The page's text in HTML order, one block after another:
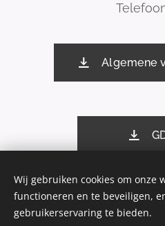
Algemene
Mogelijk gemaakt door
Wij gebruiken cookies om onze
functioneren en te beveiligen,
gebruikerservaring te bieden.